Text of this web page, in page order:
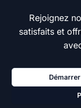
Rejoignez
satisfaits et